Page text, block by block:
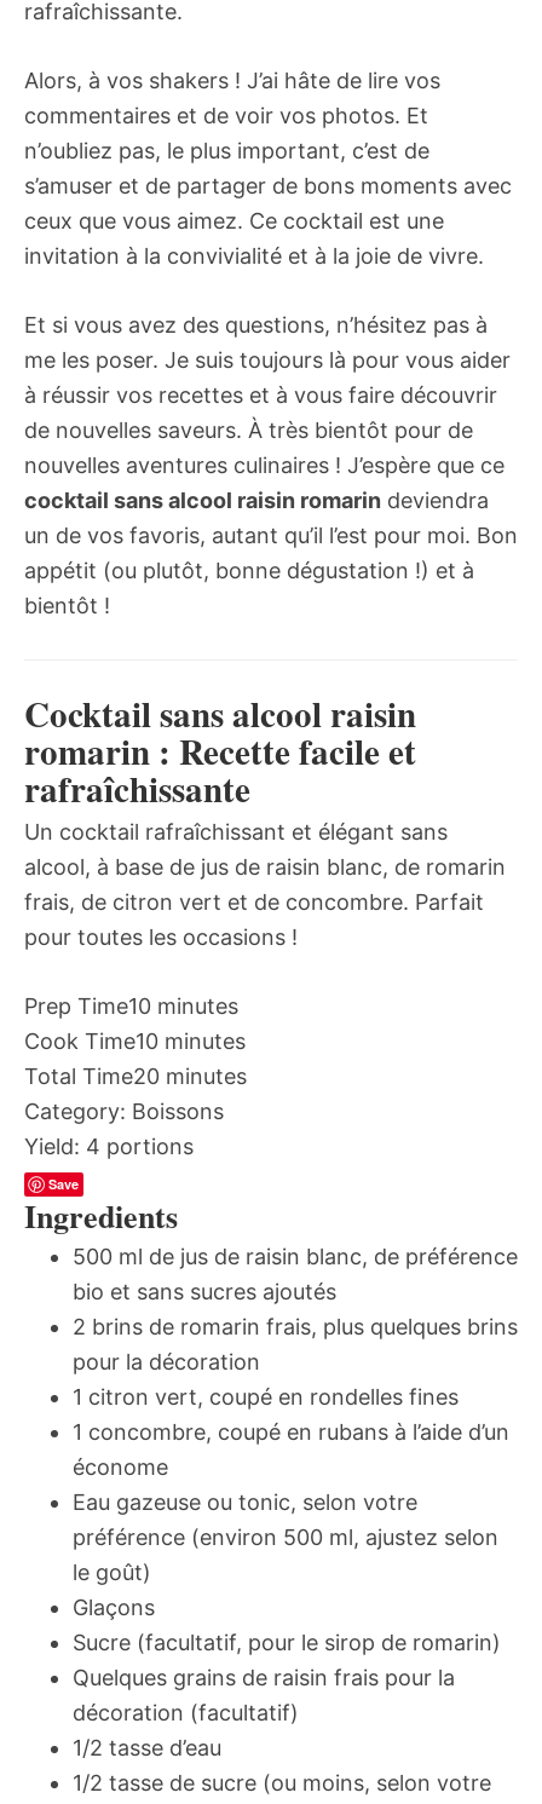
rafraîchissante.
Alors, à vos shakers ! J’ai hâte de lire vos
commentaires et de voir vos photos. Et
n’oubliez pas, le plus important, c’est de
s’amuser et de partager de bons moments avec
ceux que vous aimez. Ce cocktail est une
invitation à la convivialité et à la joie de vivre.
Et si vous avez des questions, n’hésitez pas à
me les poser. Je suis toujours là pour vous aider
à réussir vos recettes et à vous faire découvrir
de nouvelles saveurs. À très bientôt pour de
nouvelles aventures culinaires ! J’espère que ce
cocktail sans alcool raisin romarin deviendra
un de vos favoris, autant qu’il l’est pour moi. Bon
appétit (ou plutôt, bonne dégustation !) et à
bientôt !
Cocktail sans alcool raisin
romarin : Recette facile et
rafraîchissante
Un cocktail rafraîchissant et élégant sans
alcool, à base de jus de raisin blanc, de romarin
frais, de citron vert et de concombre. Parfait
pour toutes les occasions !
Prep Time10 minutes
Cook Time10 minutes
Total Time20 minutes
Category: Boissons
Yield: 4 portions
Save
Ingredients
500 ml de jus de raisin blanc, de préférence
bio et sans sucres ajoutés
2 brins de romarin frais, plus quelques brins
pour la décoration
1 citron vert, coupé en rondelles fines
1 concombre, coupé en rubans à l’aide d’un
économe
Eau gazeuse ou tonic, selon votre
préférence (environ 500 ml, ajustez selon
le goût)
Glaçons
Sucre (facultatif, pour le sirop de romarin)
Quelques grains de raisin frais pour la
décoration (facultatif)
1/2 tasse d’eau
1/2 tasse de sucre (ou moins, selon votre